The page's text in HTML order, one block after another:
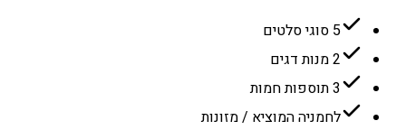
5 סוגי סלטים
2 מנות דגים
3 תוספות חמות
לחמניה המוציא / מזונות